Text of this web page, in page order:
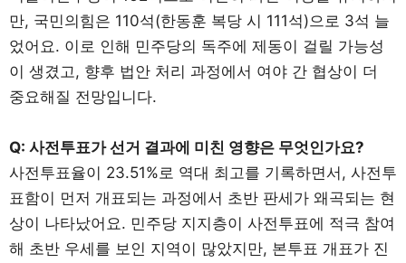
만, 국민의힘은 110석(한동훈 복당 시 111석)으로 3석 늘
었어요. 이로 인해 민주당의 독주에 제동이 걸릴 가능성
이 생겼고, 향후 법안 처리 과정에서 여야 간 협상이 더
중요해질 전망입니다.
Q: 사전투표가 선거 결과에 미친 영향은 무엇인가요?
사전투표율이 23.51%로 역대 최고를 기록하면서, 사전투
표함이 먼저 개표되는 과정에서 초반 판세가 왜곡되는 현
상이 나타났어요. 민주당 지지층이 사전투표에 적극 참여
해 초반 우세를 보인 지역이 많았지만, 본투표 개표가 진